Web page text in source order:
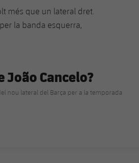
més que un lateral dret.
la banda esquerra,
João Cancelo?
nou lateral del Barça per a la temporada